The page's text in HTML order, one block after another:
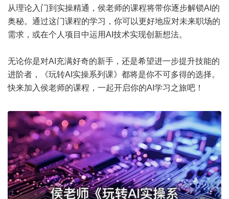
从理论入门到实操精通，侯老师的课程将带你逐步解锁AI的
奥秘。通过这门课程的学习，你可以更好地应对未来职场的
需求，或在个人项目中运用AI技术实现创新想法。
无论你是对AI充满好奇的新手，还是希望进一步提升技能的
进阶者，《玩转AI实操系列课》都将是你不可多得的选择。
快来加入侯老师的课程，一起开启你的AI学习之旅吧！